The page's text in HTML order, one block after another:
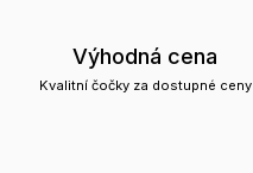
Výhodná cena
Kvalitní čočky za dostupné ceny